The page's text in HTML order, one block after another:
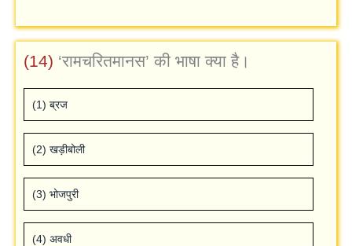
(14) ‘रामचरितमानस’ की भाषा क्‍या है।
(1) ब्रज
(2) खड़ीबोली
(3) भोजपुरी
(4) अवधी